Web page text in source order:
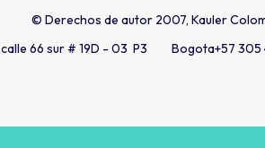
© Derechos de autor 2007, Kauler
calle 66 sur # 19D - 03 P3 Bogota+57 305